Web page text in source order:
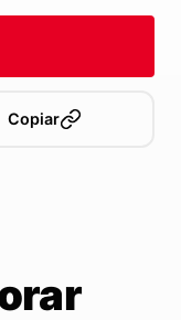
Copiar